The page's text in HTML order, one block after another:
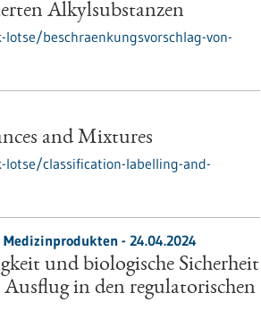
Alkylsubstanzen
beschraenkungsvorschlag-von-
and Mixtures
classification-labelling-and-
Medizinprodukten - 24.04.2024
und biologische Sicherheit
in den regulatorischen